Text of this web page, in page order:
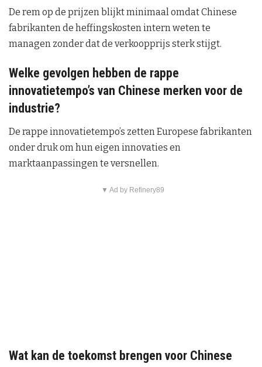
De rem op de prijzen blijkt minimaal omdat Chinese
fabrikanten de heffingskosten intern weten te
managen zonder dat de verkoopprijs sterk stijgt.
Welke gevolgen hebben de rappe
innovatietempo’s van Chinese merken voor de
industrie?
De rappe innovatietempo’s zetten Europese fabrikanten
onder druk om hun eigen innovaties en
marktaanpassingen te versnellen.
▼ Ad by Refinery89
Wat kan de toekomst brengen voor Chinese